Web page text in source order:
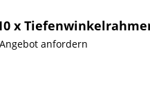
x
anfordern